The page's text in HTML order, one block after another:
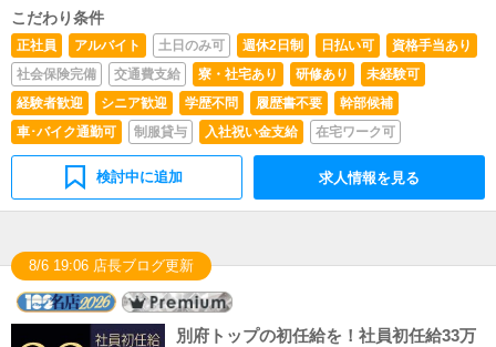
こだわり条件
正社員 アルバイト 土日のみ可 週休2日制 日払い可
資格手当あり
社会保険完備
交通費支給 寮・社宅あり 研修あり
未経験可
経験者歓迎
シニア歓迎 学歴不問 履歴書不要
幹部候補
車･バイク通勤可
制服貸与 入社祝い金支給 在宅ワーク可
検討中に追加 求人情報を見る
8/6 19:06 店長ブログ更新
別府トップの初任給を！社員初任給33万